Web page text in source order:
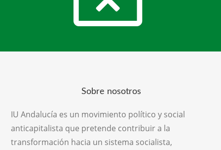
Sobre nosotros
IU Andalucía es un movimiento político y social
anticapitalista que pretende contribuir a la
transformación hacia un sistema socialista,